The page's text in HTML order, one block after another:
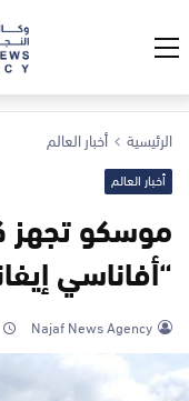
الرئيسية أخبار العالم
أخبار العالم
موسكو تجهز
“أفاناسي
Najaf News Agency